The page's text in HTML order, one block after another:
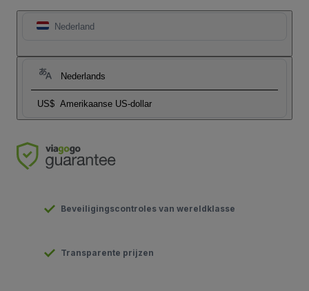
Nederland
Nederlands
US$ Amerikaanse US-dollar
Beveiligingscontroles van wereldklasse
Transparente prijzen